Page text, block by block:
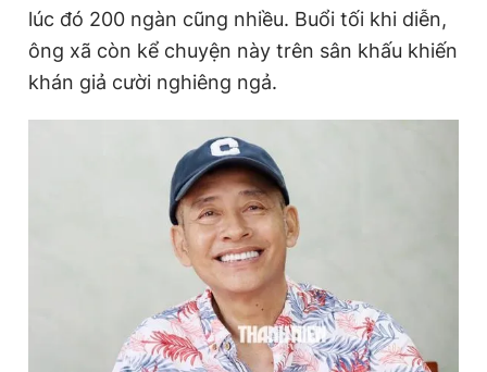
lúc đó 200 ngàn cũng nhiều. Buổi tối khi diễn,
ông xã còn kể chuyện này trên sân khấu khiến
khán giả cười nghiêng ngả.